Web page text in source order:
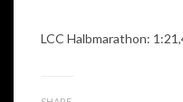
LCC Halbmarathon: